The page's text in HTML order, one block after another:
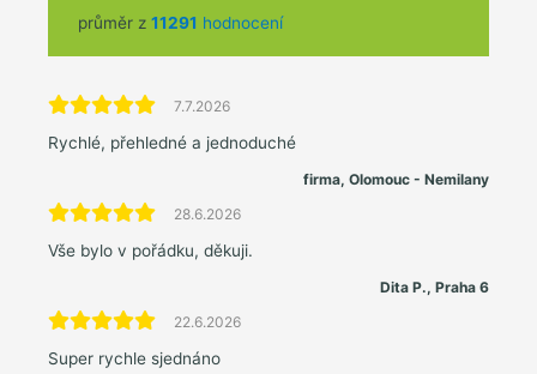
průměr z 11291 hodnocení
7.7.2026
Rychlé, přehledné a jednoduché
firma, Olomouc - Nemilany
28.6.2026
Vše bylo v pořádku, děkuji.
Dita P., Praha 6
22.6.2026
Super rychle sjednáno